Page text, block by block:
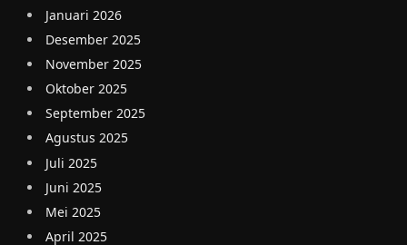
Januari 2026
Desember 2025
November 2025
Oktober 2025
September 2025
Agustus 2025
Juli 2025
Juni 2025
Mei 2025
April 2025